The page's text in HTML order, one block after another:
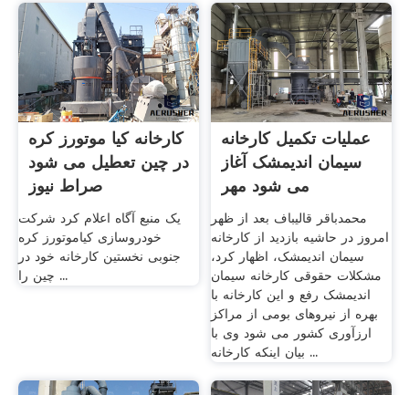
کارخانه کیا موتورز کره
در چین تعطیل می شود
صراط نیوز
یک منبع آگاه اعلام کرد شرکت
خودروسازی کیاموتورز کره
جنوبی نخستین کارخانه خود در
چین را ...
عملیات تکمیل کارخانه
سیمان اندیمشک آغاز
می ‌شود مهر
محمدباقر قالیباف بعد از ظهر
امروز در حاشیه بازدید از کارخانه
سیمان اندیمشک، اظهار کرد،
مشکلات حقوقی کارخانه سیمان
اندیمشک رفع و این کارخانه با
بهره از نیروهای بومی از مراکز
ارزآوری کشور می شود وی با
بیان اینکه کارخانه ...